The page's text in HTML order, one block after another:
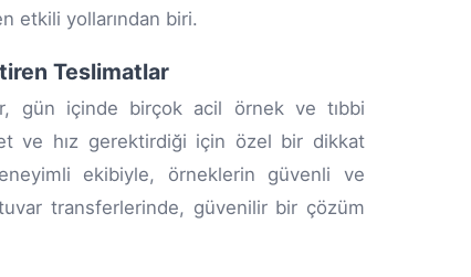
etkili yollarından biri.
Teslimatlar
gün içinde birçok acil örnek ve tıbbi
ve hız gerektirdiği için özel bir dikkat
ekibiyle, örneklerin güvenli ve
transferlerinde, güvenilir bir çözüm